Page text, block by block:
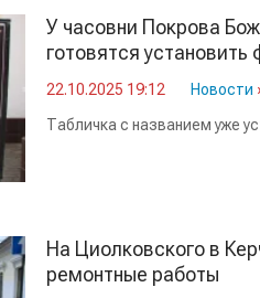
У часовни Покрова
готовятся установить
22.10.2025 19:12 Новости
Табличка с названием уже
На Циолковского в
ремонтные работы